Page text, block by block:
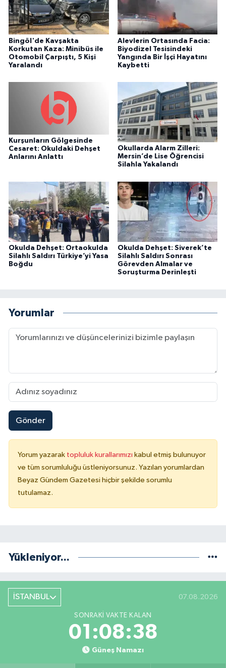
Bingöl'de Kavşakta
Korkutan Kaza: Minibüs ile
Otomobil Çarpıştı, 5 Kişi
Yaralandı
Alevlerin Ortasında Facia:
Biyodizel Tesisindeki
Yangında Bir İşçi Hayatını
Kaybetti
Kurşunların Gölgesinde
Cesaret: Okuldaki Dehşet
Anlarını Anlattı
Okullarda Alarm Zilleri:
Mersin’de Lise Öğrencisi
Silahla Yakalandı
Okulda Dehşet: Ortaokulda
Silahlı Saldırı Türkiye’yi Yasa
Boğdu
Okulda Dehşet: Siverek’te
Silahlı Saldırı Sonrası
Görevden Almalar ve
Soruşturma Derinleşti
Yorumlar
Gönder
Yorum yazarak topluluk kurallarımızı kabul etmiş bulunuyor
ve tüm sorumluluğu üstleniyorsunuz. Yazılan yorumlardan
Beyaz Gündem Gazetesi hiçbir şekilde sorumlu
tutulamaz.
Yükleniyor...
İSTANBUL 07.08.2026
SONRAKI VAKTE KALAN
01:08:38
Güneş Namazı